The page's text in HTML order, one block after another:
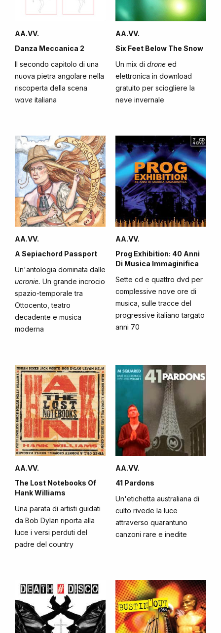
AA.VV.
Danza Meccanica 2
Il secondo capitolo di una
nuova pietra angolare nella
riscoperta della scena
wave italiana
AA.VV.
Six Feet Below The Snow
Un mix di drone ed
elettronica in download
gratuito per sciogliere la
neve invernale
AA.VV.
A Sepiachord Passport
Un'antologia dominata dalle
ucronie. Un grande incrocio
spazio-temporale tra
Ottocento, teatro
decadente e musica
moderna
AA.VV.
Prog Exhibition: 40 Anni
Di Musica Immaginifica
Sette cd e quattro dvd per
complessive nove ore di
musica, sulle tracce del
progressive italiano targato
anni 70
AA.VV.
The Lost Notebooks Of
Hank Williams
Una parata di artisti guidati
da Bob Dylan riporta alla
luce i versi perduti del
padre del country
AA.VV.
41 Pardons
Un'etichetta australiana di
culto rivede la luce
attraverso quarantuno
canzoni rare e inedite